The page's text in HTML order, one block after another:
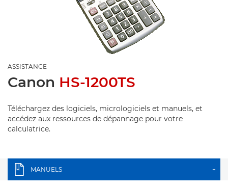
ASSISTANCE
Canon HS-1200TS
Téléchargez des logiciels, micrologiciels et manuels, et
accédez aux ressources de dépannage pour votre
calculatrice.
MANUELS +